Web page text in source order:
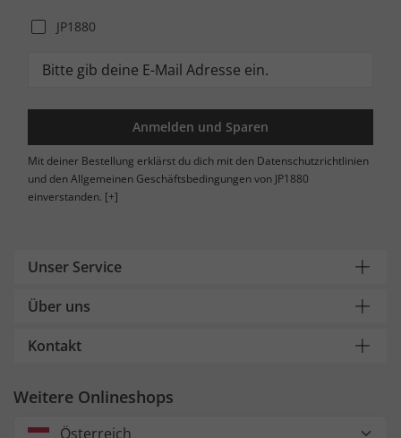
JP1880
Anmelden und Sparen
Mit deiner Bestellung erklärst du dich mit den Datenschutzrichtlinien
und den Allgemeinen Geschäftsbedingungen von JP1880
einverstanden. [+]
Unser Service
Über uns
Kontakt
Weitere Onlineshops
Österreich